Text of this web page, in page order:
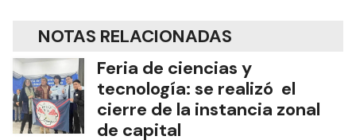
NOTAS RELACIONADAS
Feria de ciencias y
tecnología: se realizó el
cierre de la instancia zonal
de capital